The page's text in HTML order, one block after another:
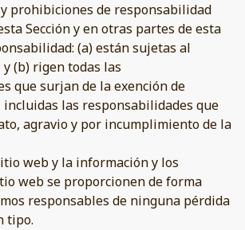
prohibiciones de responsabilidad
Sección y en otras partes de esta
(a) están sujetas al
(b) rigen todas las
que surjan de la exención de
las responsabilidades que
agravio y por incumplimiento de la
web y la información y los
web se proporcionen de forma
responsables de ninguna pérdida
tipo.